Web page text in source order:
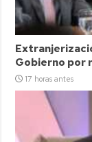
Gobierno por
17 horas antes